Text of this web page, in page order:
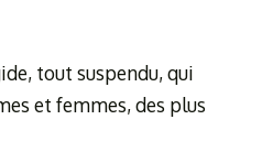
tout suspendu, qui
et femmes, des plus